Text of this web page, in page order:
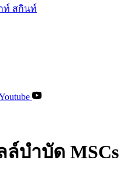
ท์ สกินท์
บำบัด MSCs